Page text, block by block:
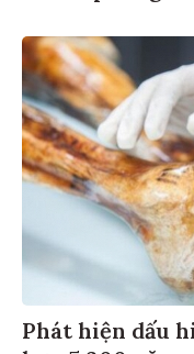
Phát hiện dấu